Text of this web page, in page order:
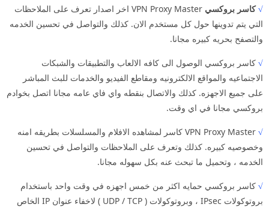
√ كاسر بروكسي
VPN Proxy Master اخر اصدار تعرف على الملاحظات
التي يتم تدوينها حول كل مستخدم الان. كذلك والتواصل في تحسين الخدمه
والتصفح بحريه كبيره مجانا.
√ كاسر بروكسي الوصول الى كافه الالعاب والتطبيقات والشبكات
الاجتماعيه والمواقع الالكترونيه ومقاطع الفيديو والخدمات للبث المباشر
على جميع الاجهزه. كذلك والاتصال بنقطه واي فاي عامه مجانا اتصل بخوادم
بروكسي مجانا في اي وقت.
√
VPN Proxy Master كاسر لمشاهده الافلام والمسلسلات بطريقه امنه
وخصوصيه كبيره. كذلك وتعرف على الملاحظات والتواصل في تحسين
الخدمه ، وتحميل ما تبحث عنه بكل سهوله مجانا.
√ كاسر بروكسي حمايه اكثر من خمس اجهزه في وقت واحد باستخدام
بروتوكولات IPsec ، وبروتوكولات ( UDP / TCP ) لاخفاء عنوان IP الخاص